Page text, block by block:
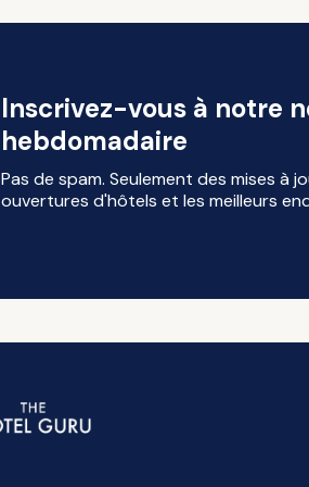
Inscrivez-vous à notre
hebdomadaire
Pas de spam. Seulement des mises à
ouvertures d'hôtels et les meilleurs